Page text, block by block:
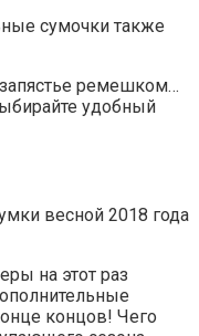
сумочки также
запястье ремешком…
удобный
весной 2018 года
на этот раз
концов! Чего